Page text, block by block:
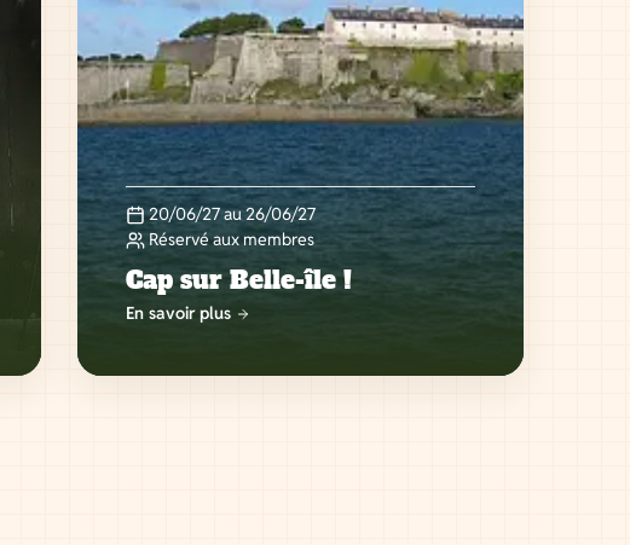
20/06/27 au 26/06/27
Réservé aux membres
Cap sur Belle-île !
En savoir plus